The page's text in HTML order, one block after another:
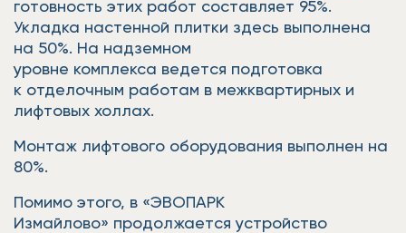
готовность этих работ составляет 95%.
Укладка настенной плитки здесь выполнена
на 50%. На надземном
уровне комплекса ведется подготовка
к отделочным работам в межквартирных и
лифтовых холлах.
Монтаж лифтового оборудования выполнен на
80%.
Помимо этого, в «ЭВОПАРК
Измайлово» продолжается устройство